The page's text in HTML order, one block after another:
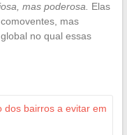
mas poderosa.
Elas
mas
no qual essas
dos bairros a evitar em